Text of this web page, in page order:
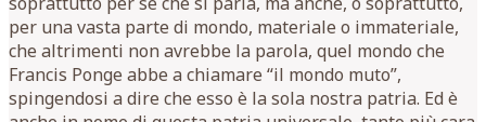
per una vasta parte di mondo, materiale o immateriale,
che altrimenti non avrebbe la parola, quel mondo che
Francis Ponge abbe a chiamare “il mondo muto”,
spingendosi a dire che esso è la sola nostra patria. Ed è